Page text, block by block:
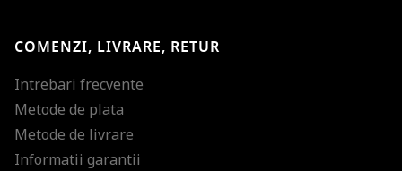
COMENZI, LIVRARE, RETUR
Intrebari frecvente
Metode de plata
Metode de livrare
Informatii garantii